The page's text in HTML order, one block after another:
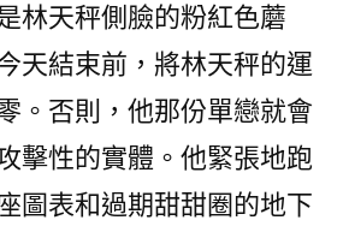
林天秤側臉的粉紅色蘑
天結束前，將林天秤的運
。否則，他那份單戀就會
擊性的實體。他緊張地跑
圖表和過期甜甜圈的地下